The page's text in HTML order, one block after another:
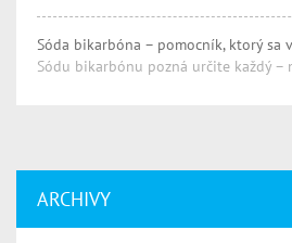
Sóda bikarbóna – pomocník, ktorý sa
Sódu bikarbónu pozná určite každý –
ARCHIVY